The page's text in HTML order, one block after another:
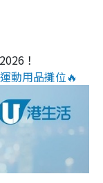
！
動用品攤位🔥